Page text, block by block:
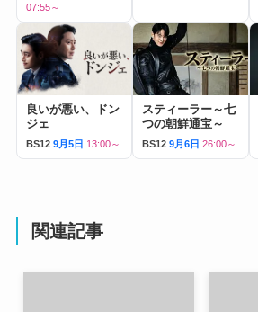
07:55～
良いが悪い、ドン
ジェ
BS12 9月5日 13:00～
スティーラー～七
つの朝鮮通宝～
BS12 9月6日 26:00～
関連記事